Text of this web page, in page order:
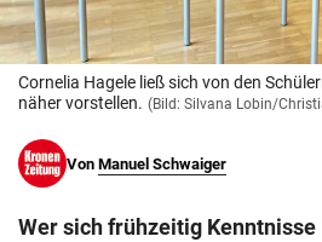
Muthgasse 2, 1190 Wien
Cornelia Hagele ließ sich von den
näher vorstellen. (Bild: Silvana Lobin/
Von Manuel Schwaiger
Wer sich frühzeitig